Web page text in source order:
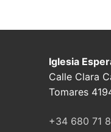
Iglesia
Calle Clara
Tomares
+34 680 71